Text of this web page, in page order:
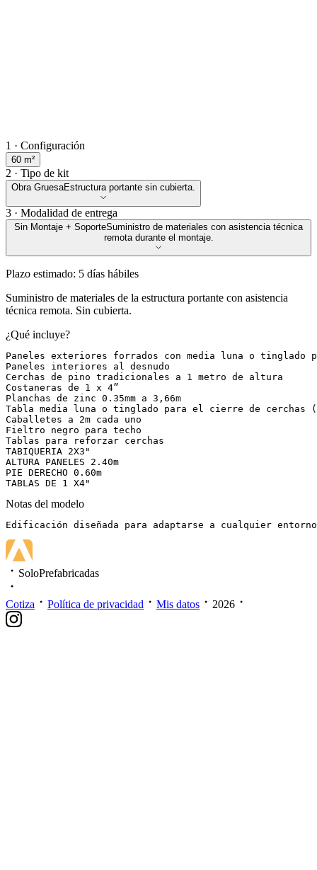
1 · Configuración
60 m²
2 · Tipo de kit
Obra GruesaEstructura portante sin cubierta.
3 · Modalidad de entrega
Sin Montaje + SoporteSuministro de materiales con asistencia técnica
remota durante el montaje.
Plazo estimado: 5 días hábiles
Suministro de materiales de la estructura portante con asistencia
técnica remota. Sin cubierta.
¿Qué incluye?
Paneles exteriores forrados con media luna o tinglado
Paneles interiores al desnudo
Cerchas de pino tradicionales a 1 metro de altura
Costaneras de 1 x 4”
Planchas de zinc 0.35mm a 3,66m
Tabla media luna o tinglado para el cierre de cerchas
Caballetes a 2m cada uno
Fieltro negro para techo
Tablas para reforzar cerchas
TABIQUERIA 2X3"
ALTURA PANELES 2.40m
PIE DERECHO 0.60m
TABLAS DE 1 X4"
Notas del modelo
Edificación diseñada para adaptarse a cualquier
SoloPrefabricadas
Cotiza Política de privacidad Mis datos 2026